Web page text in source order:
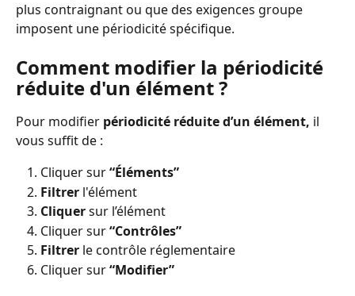
plus contraignant ou que des exigences groupe
imposent une périodicité spécifique.
Comment modifier la périodicité
réduite d'un élément ?
Pour modifier périodicité réduite d’un élément, il
vous suffit de :
Cliquer sur “Éléments”
Filtrer l'élément
Cliquer sur l’élément
Cliquer sur “Contrôles”
Filtrer le contrôle réglementaire
Cliquer sur “Modifier”